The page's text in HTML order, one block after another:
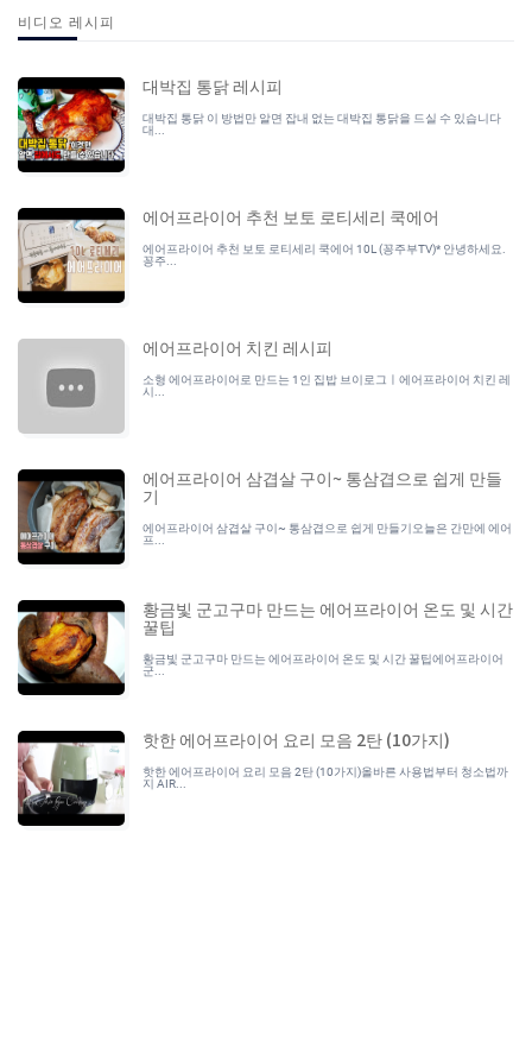
비디오 레시피
대박집 통닭 레시피
대박집 통닭 이 방법만 알면 잡내 없는 대박집 통닭을 드실 수 있습니다
대...
에어프라이어 추천 보토 로티세리 쿡에어
에어프라이어 추천 보토 로티세리 쿡에어 10L (꽁주부TV)* 안녕하세요.
꽁주...
에어프라이어 치킨 레시피
소형 에어프라이어로 만드는 1인 집밥 브이로그ㅣ에어프라이어 치킨 레
시...
에어프라이어 삼겹살 구이~ 통삼겹으로 쉽게 만들
기
에어프라이어 삼겹살 구이~ 통삼겹으로 쉽게 만들기오늘은 간만에 에어
프...
황금빛 군고구마 만드는 에어프라이어 온도 및 시간
꿀팁
황금빛 군고구마 만드는 에어프라이어 온도 및 시간 꿀팁에어프라이어
군...
핫한 에어프라이어 요리 모음 2탄 (10가지)
핫한 에어프라이어 요리 모음 2탄 (10가지)올바른 사용법부터 청소법까
지 AIR...